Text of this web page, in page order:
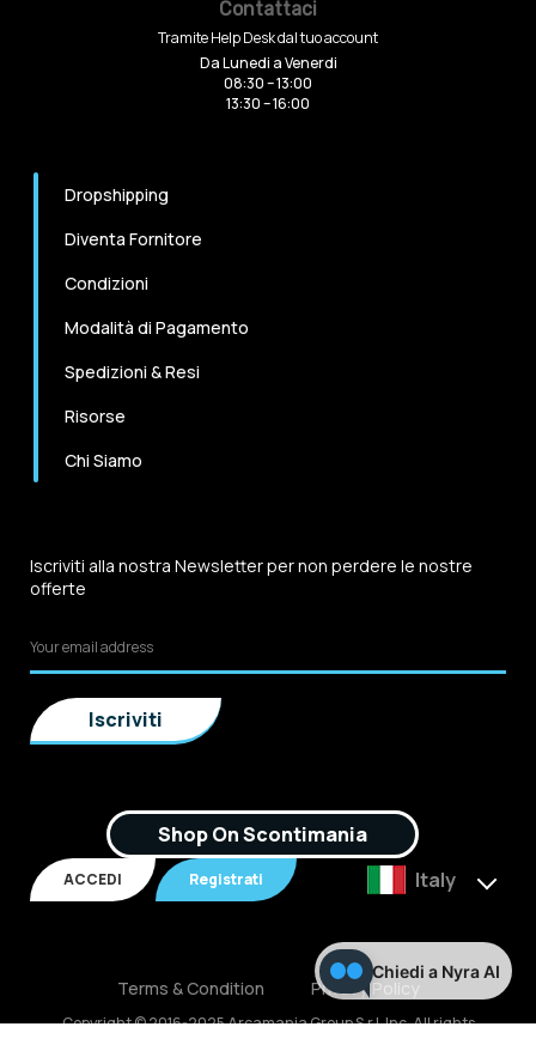
Chiedi a Nyra AI
Contattaci
Tramite Help Desk dal tuo account
Da Lunedi a Venerdi
08:30 – 13:00
13:30 – 16:00
Dropshipping
Diventa Fornitore
Condizioni
Modalità di Pagamento
Spedizioni & Resi
Risorse
Chi Siamo
Iscriviti alla nostra Newsletter per non perdere le nostre
offerte
Shop On Scontimania
ACCEDI Registrati Italy
Copyright © 2016-2025 Arcamania Group S.r.l, Inc. All rights
Terms & Condition Privacy Policy